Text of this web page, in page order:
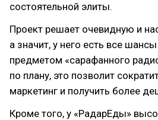
состоятельной элиты.
Проект решает очевидную и
а значит, у него есть все
предметом «сарафанного
по плану, это позволит
маркетинг и получить более
Кроме того, у «РадарЕды»